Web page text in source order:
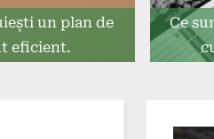
un plan de
eficient.
Ce